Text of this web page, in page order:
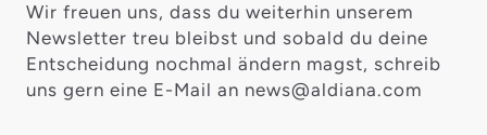
Wir freuen uns, dass du weiterhin unserem
Newsletter treu bleibst und sobald du deine
Entscheidung nochmal ändern magst, schreib
uns gern eine E-Mail an news@aldiana.com